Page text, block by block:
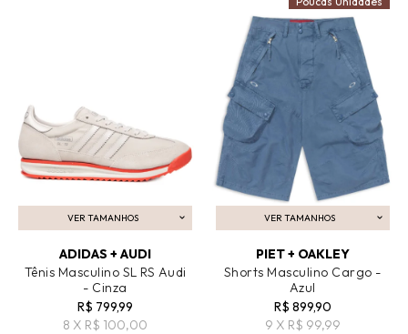
VER TAMANHOS
ADICIONAR AO CARRINHO
ADIDAS + AUDI
Tênis Masculino SL RS Audi
- Cinza
R$ 799,99
8 X R$ 100,00
VER TAMANHOS
ADICIONAR AO CARRINHO
PIET + OAKLEY
Shorts Masculino Cargo -
Azul
R$ 899,90
9 X R$ 99,99